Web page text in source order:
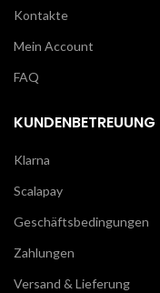
Kontakte
Mein Account
FAQ
KUNDENBETREUUNG
Klarna
Scalapay
Geschäftsbedingungen
Zahlungen
Versand & Lieferung